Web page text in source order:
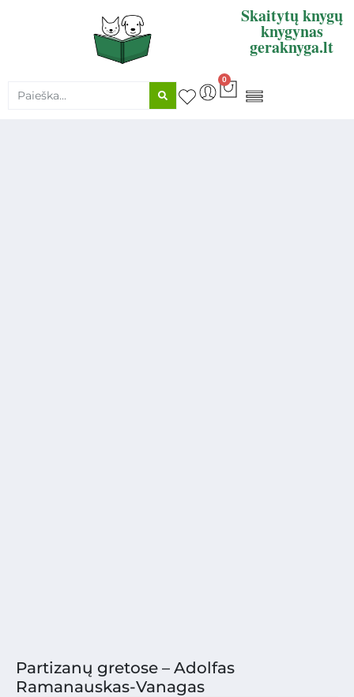
Skaitytų knygų
knygynas
geraknyga.lt
0
Partizanų gretose – Adolfas
Ramanauskas-Vanagas